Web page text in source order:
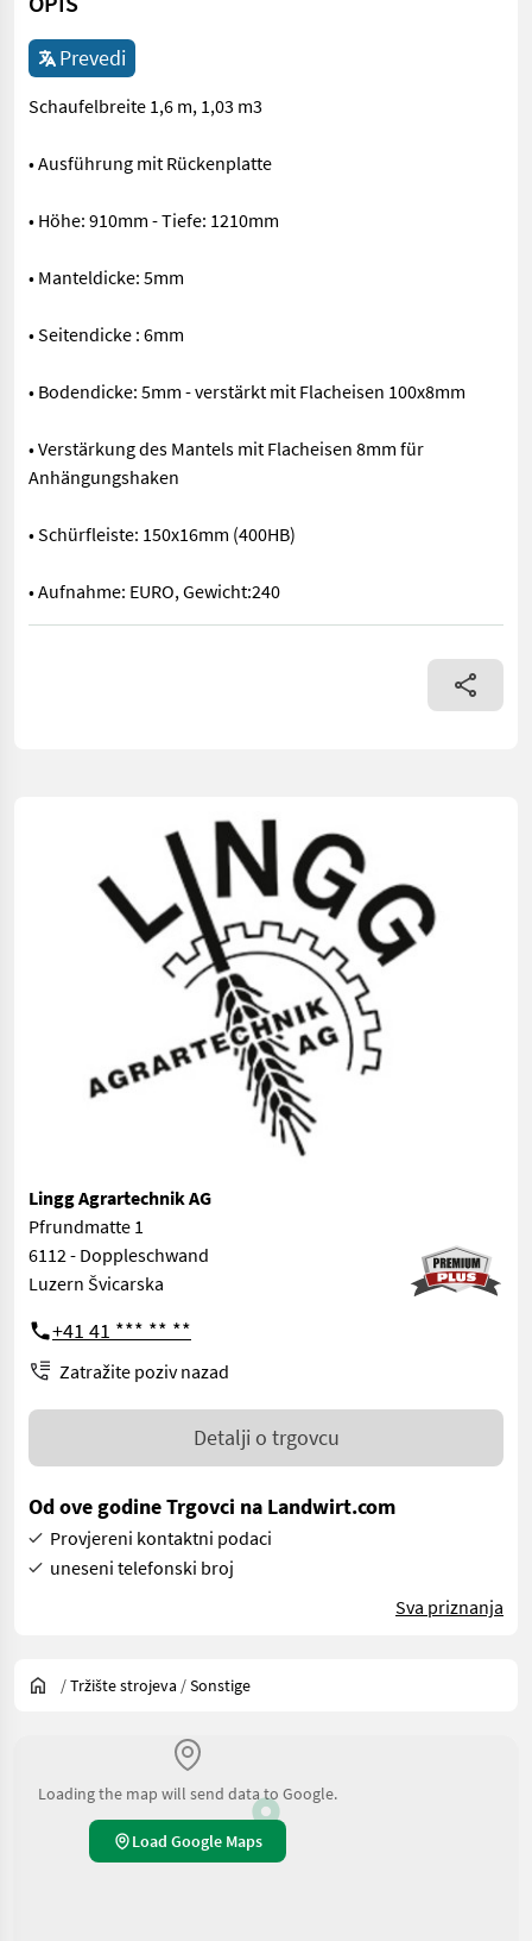
Prevedi
Schaufelbreite 1,6 m, 1,03 m3
• Ausführung mit Rückenplatte
• Höhe: 910mm - Tiefe: 1210mm
• Manteldicke: 5mm
• Seitendicke : 6mm
• Bodendicke: 5mm - verstärkt mit Flacheisen 100x8mm
• Verstärkung des Mantels mit Flacheisen 8mm für
Anhängungshaken
• Schürfleiste: 150x16mm (400HB)
• Aufnahme: EURO, Gewicht:240
Schaufelbreite 1,6 m, 1,03 m3 • Ausführung mit Rückenplatte •
Lingg Agrartechnik AG
Pfrundmatte 1
6112 - Doppleschwand
Luzern Švicarska
+41 41 *** ** **
Zatražite poziv nazad
Detalji o trgovcu
Od ove godine Trgovci na Landwirt.com
Provjereni kontaktni podaci
uneseni telefonski broj
Sva priznanja
/Tržište strojeva /Sonstige
Loading the map will send data to Google.
Load Google Maps